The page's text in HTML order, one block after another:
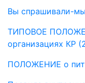
Вы спрашивали-
ТИПОВОЕ
организациях КР
ПОЛОЖЕНИЕ о